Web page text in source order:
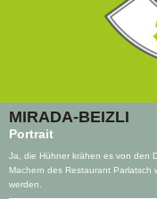
MIRADA-BEIZLI
Portrait
Ja, die Hühner krähen es von den
Machern des Restaurant
werden.